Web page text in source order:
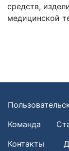
средств,
медицинской
Команда
Контакты